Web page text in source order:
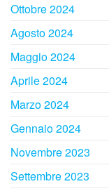
Ottobre 2024
Agosto 2024
Maggio 2024
Aprile 2024
Marzo 2024
Gennaio 2024
Novembre 2023
Settembre 2023